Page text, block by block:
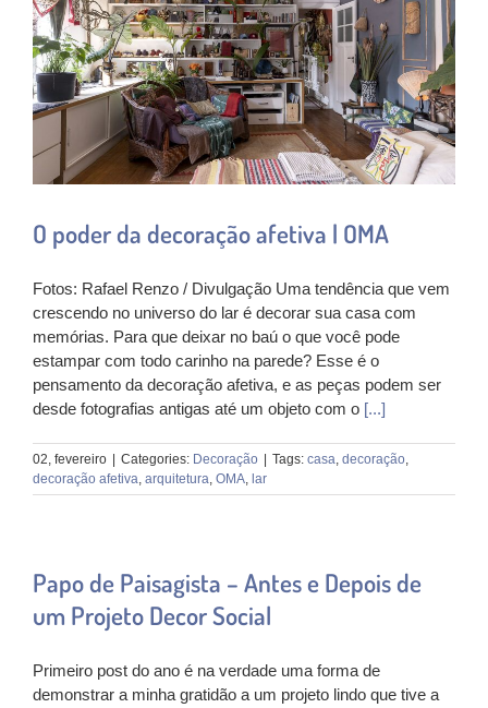
O poder da decoração afetiva | OMA
Fotos: Rafael Renzo / Divulgação Uma tendência que vem
crescendo no universo do lar é decorar sua casa com
memórias. Para que deixar no baú o que você pode
estampar com todo carinho na parede? Esse é o
pensamento da decoração afetiva, e as peças podem ser
desde fotografias antigas até um objeto com o [...]
02, fevereiro Categories: Decoração Tags: casa, decoração,
decoração afetiva, arquitetura, OMA, lar
Papo de Paisagista – Antes e Depois de
um Projeto Decor Social
Primeiro post do ano é na verdade uma forma de
demonstrar a minha gratidão a um projeto lindo que tive a